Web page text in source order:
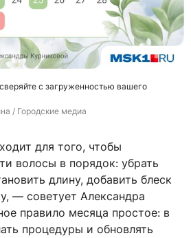
с загруженностью вашего
/ Городские медиа
для того, чтобы
волосы в порядок: убрать
длину, добавить блеск
— советует Александра
правило месяца простое: в
процедуры и обновлять